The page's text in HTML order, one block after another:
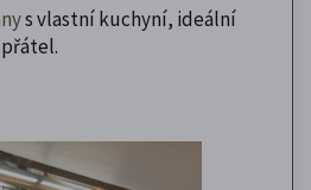
s vlastní kuchyní, ideální